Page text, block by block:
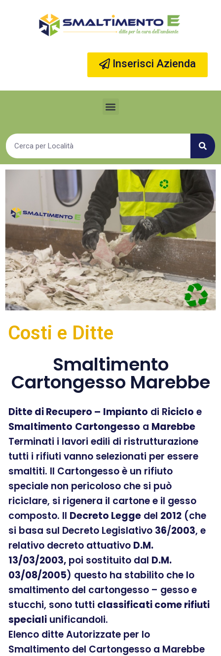
Inserisci Azienda
Costi e Ditte
Smaltimento
Cartongesso Marebbe
Ditte di Recupero – Impianto di Riciclo e
Smaltimento Cartongesso a Marebbe
Terminati i lavori edili di ristrutturazione
tutti i rifiuti vanno selezionati per essere
smaltiti. Il Cartongesso è un rifiuto
speciale non pericoloso che si può
riciclare, si rigenera il cartone e il gesso
composto. Il Decreto Legge del 2012 (che
si basa sul Decreto Legislativo 36/2003, e
relativo decreto attuativo D.M.
13/03/2003, poi sostituito dal D.M.
03/08/2005) questo ha stabilito che lo
smaltimento del cartongesso – gesso e
stucchi, sono tutti classificati come rifiuti
speciali unificandoli.
Elenco ditte Autorizzate per lo
Smaltimento del Cartongesso a Marebbe